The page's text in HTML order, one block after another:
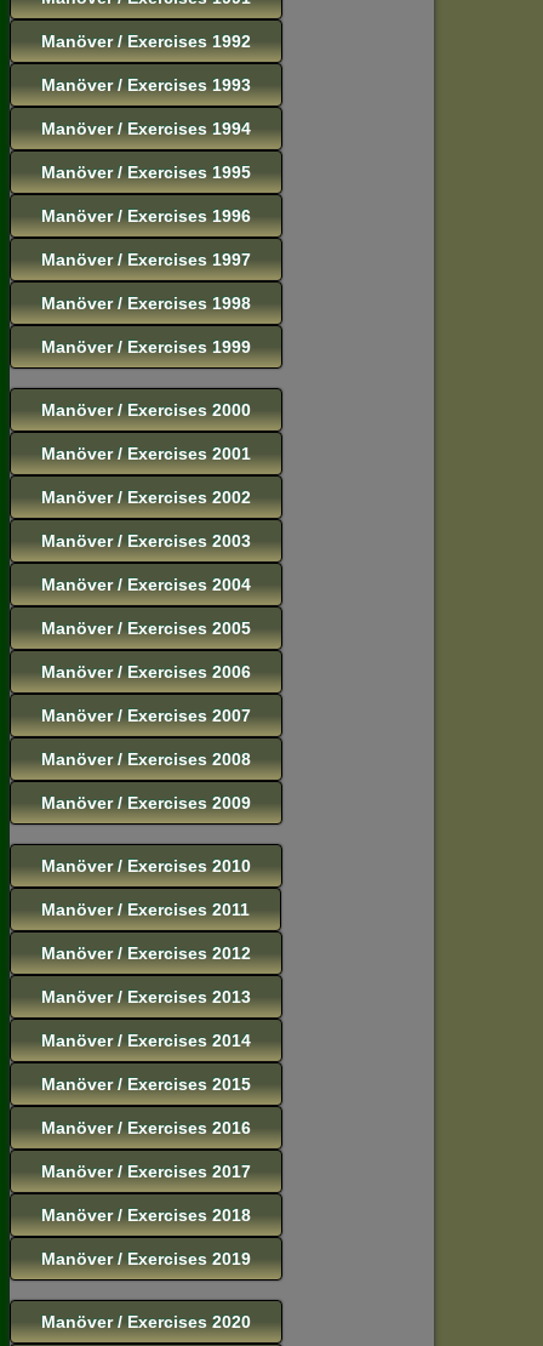
Manöver / Exercises 1992
Manöver / Exercises 1993
Manöver / Exercises 1994
Manöver / Exercises 1995
Manöver / Exercises 1996
Manöver / Exercises 1997
Manöver / Exercises 1998
Manöver / Exercises 1999
Manöver / Exercises 2000
Manöver / Exercises 2001
Manöver / Exercises 2002
Manöver / Exercises 2003
Manöver / Exercises 2004
Manöver / Exercises 2005
Manöver / Exercises 2006
Manöver / Exercises 2007
Manöver / Exercises 2008
Manöver / Exercises 2009
Manöver / Exercises 2010
Manöver / Exercises 2011
Manöver / Exercises 2012
Manöver / Exercises 2013
Manöver / Exercises 2014
Manöver / Exercises 2015
Manöver / Exercises 2016
Manöver / Exercises 2017
Manöver / Exercises 2018
Manöver / Exercises 2019
Manöver / Exercises 2020